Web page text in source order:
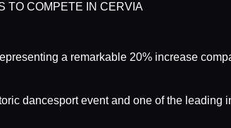
TO COMPETE IN CERVIA
a remarkable 20% increase
dancesport event and one of the leading